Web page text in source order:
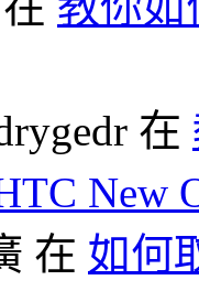
在
New
在 如何